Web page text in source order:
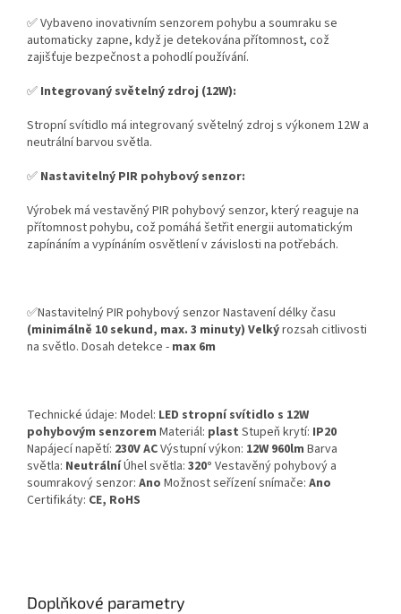
✅ Vybaveno inovativním senzorem pohybu a soumraku se
automaticky zapne, když je detekována přítomnost, což
zajišťuje bezpečnost a pohodlí používání.
✅ Integrovaný světelný zdroj (12W):
Stropní svítidlo má integrovaný světelný zdroj s výkonem 12W a
neutrální barvou světla.
✅ Nastavitelný PIR pohybový senzor:
Výrobek má vestavěný PIR pohybový senzor, který reaguje na
přítomnost pohybu, což pomáhá šetřit energii automatickým
zapínáním a vypínáním osvětlení v závislosti na potřebách.
✅Nastavitelný PIR pohybový senzor Nastavení délky času
(minimálně 10 sekund, max. 3 minuty) Velkýrozsah citlivosti
na světlo. Dosah detekce - max 6m
Technické údaje: Model: LED stropní svítidlo s 12W
pohybovým senzorem Materiál: plast Stupeň krytí: IP20
Napájecí napětí: 230V ACVýstupní výkon: 12W 960lm Barva
světla: NeutrálníÚhel světla: 320° Vestavěný pohybový a
soumrakový senzor: Ano Možnost seřízení snímače: Ano
Certifikáty: CE, RoHS
Doplňkové parametry